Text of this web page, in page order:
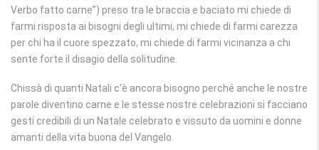
Verbo fatto carne”) preso tra le braccia e baciato mi chiede di
farmi risposta ai bisogni degli ultimi, mi chiede di farmi carezza
per chi ha il cuore spezzato, mi chiede di farmi vicinanza a chi
sente forte il disagio della solitudine.
Chissà di quanti Natali c’è ancora bisogno perché anche le nostre
parole diventino carne e le stesse nostre celebrazioni si facciano
gesti credibili di un Natale celebrato e vissuto da uomini e donne
amanti della vita buona del Vangelo.